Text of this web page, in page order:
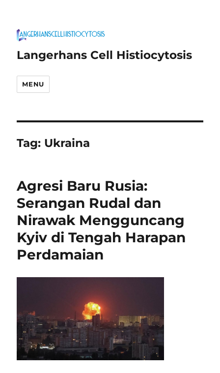
Langerhans Cell Histiocytosis
MENU
Tag: Ukraina
Agresi Baru Rusia:
Serangan Rudal dan
Nirawak Mengguncang
Kyiv di Tengah Harapan
Perdamaian